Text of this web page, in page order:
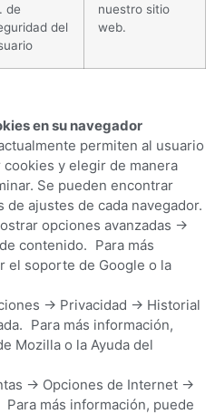
de
del
nuestro sitio
web.
en su navegador
permiten al usuario
y elegir de manera
Se pueden encontrar
ajustes de cada navegador.
opciones avanzadas ->
contenido. Para más
el soporte de Google o la
-> Privacidad -> Historial
Para más información,
Mozilla o la Ayuda del
-> Opciones de Internet ->
más información, puede